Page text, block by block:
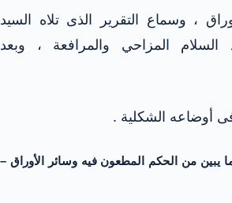
، وسماع التقرير الذى تلاه السيد
السلام المزاحي والمرافعة ، وبعد
أوضاعه الشكلية .
يبين من الحكم المطعون فيه وسائر الأوراق –